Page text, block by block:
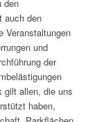
den
auch den
Veranstaltungen
und
der
gilt allen, die uns
haben,